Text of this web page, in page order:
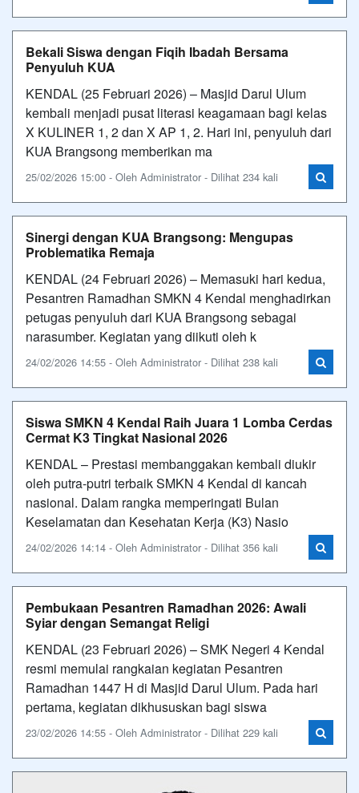
Bekali Siswa dengan Fiqih Ibadah Bersama
Penyuluh KUA
KENDAL (25 Februari 2026) – Masjid Darul Ulum
kembali menjadi pusat literasi keagamaan bagi kelas
X KULINER 1, 2 dan X AP 1, 2. Hari ini, penyuluh dari
KUA Brangsong memberikan ma
25/02/2026 15:00 - Oleh Administrator - Dilihat 234 kali
Sinergi dengan KUA Brangsong: Mengupas
Problematika Remaja
KENDAL (24 Februari 2026) – Memasuki hari kedua,
Pesantren Ramadhan SMKN 4 Kendal menghadirkan
petugas penyuluh dari KUA Brangsong sebagai
narasumber. Kegiatan yang diikuti oleh k
24/02/2026 14:55 - Oleh Administrator - Dilihat 238 kali
Siswa SMKN 4 Kendal Raih Juara 1 Lomba Cerdas
Cermat K3 Tingkat Nasional 2026
KENDAL – Prestasi membanggakan kembali diukir
oleh putra-putri terbaik SMKN 4 Kendal di kancah
nasional. Dalam rangka memperingati Bulan
Keselamatan dan Kesehatan Kerja (K3) Nasio
24/02/2026 14:14 - Oleh Administrator - Dilihat 356 kali
Pembukaan Pesantren Ramadhan 2026: Awali
Syiar dengan Semangat Religi
KENDAL (23 Februari 2026) – SMK Negeri 4 Kendal
resmi memulai rangkaian kegiatan Pesantren
Ramadhan 1447 H di Masjid Darul Ulum. Pada hari
pertama, kegiatan dikhususkan bagi siswa
23/02/2026 14:55 - Oleh Administrator - Dilihat 229 kali